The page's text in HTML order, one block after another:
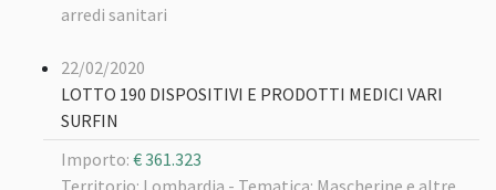
arredi sanitari
22/02/2020
LOTTO 190 DISPOSITIVI E PRODOTTI MEDICI VARI
SURFIN
Importo: € 361.323
Territorio: Lombardia - Tematica: Mascherine e altre